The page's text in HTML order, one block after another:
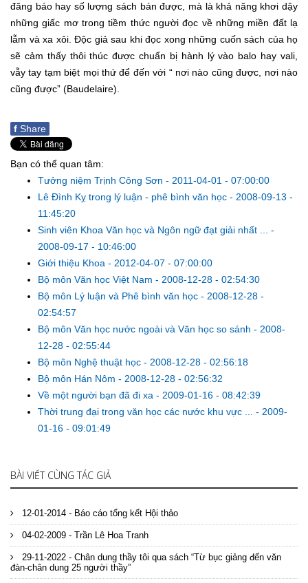
đăng báo hay số lượng sách bán được, mà là khả năng khơi dậy
những giấc mơ trong tiềm thức người đọc về những miền đất lạ
lẫm và xa xôi. Độc giả sau khi đọc xong những cuốn sách của họ
sẽ cảm thấy thôi thúc được chuẩn bị hành lý vào balo hay vali,
vẫy tay tạm biệt mọi thứ để đến với “ nơi nào cũng được, nơi nào
cũng được” (Baudelaire).
f Share
Bạn có thể quan tâm:
Tưởng niệm Trịnh Công Sơn - 2011-04-01 - 07:00:00
Lê Đình Kỵ trong lý luận - phê bình văn học - 2008-09-13 -
11:45:20
Sinh viên Khoa Văn học và Ngôn ngữ đạt giải nhất ... -
2008-09-17 - 10:46:00
Giới thiệu Khoa - 2012-04-07 - 07:00:00
Bộ môn Văn học Việt Nam - 2008-12-28 - 02:54:30
Bộ môn Lý luận và Phê bình văn học - 2008-12-28 -
02:54:57
Bộ môn Văn học nước ngoài và Văn học so sánh - 2008-
12-28 - 02:55:44
Bộ môn Nghệ thuật học - 2008-12-28 - 02:56:18
Bộ môn Hán Nôm - 2008-12-28 - 02:56:32
Về một người bạn đã đi xa - 2009-01-16 - 08:42:39
Thời trung đại trong văn học các nước khu vực ... - 2009-
01-16 - 09:01:49
BÀI VIẾT CÙNG TÁC GIẢ
12-01-2014 - Báo cáo tổng kết Hội thảo
04-02-2009 - Trần Lê Hoa Tranh
29-11-2022 - Chân dung thầy tôi qua sách “Từ bục giảng đến văn
đàn-chân dung 25 người thầy”